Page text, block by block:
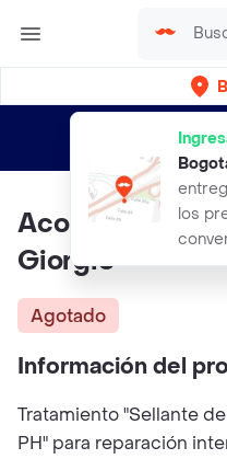
los
envíos gratis
Giorgio
Agotado
Información del
Tratamiento "Sellante
PH" para reparación